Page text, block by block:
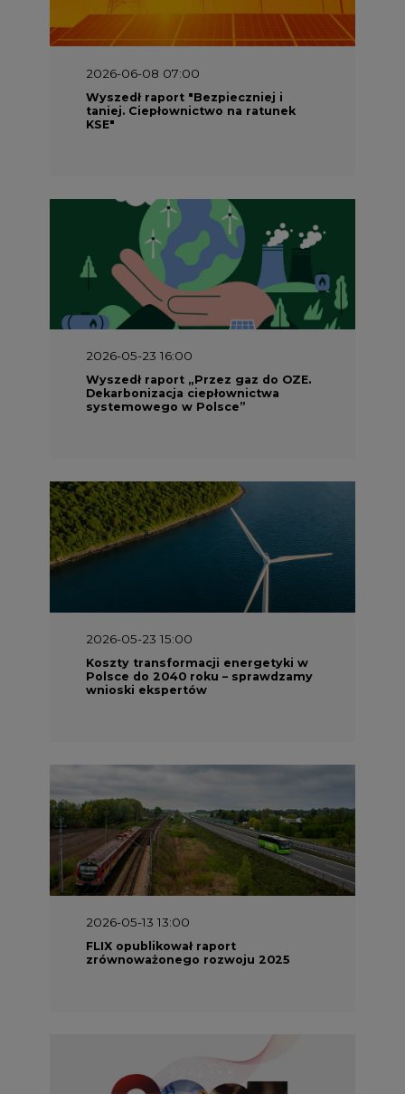
2026-06-08 07:00
Wyszedł raport "Bezpieczniej i
taniej. Ciepłownictwo na ratunek
KSE"
2026-05-23 16:00
Wyszedł raport „Przez gaz do OZE.
Dekarbonizacja ciepłownictwa
systemowego w Polsce”
2026-05-23 15:00
Koszty transformacji energetyki w
Polsce do 2040 roku – sprawdzamy
wnioski ekspertów
2026-05-13 13:00
FLIX opublikował raport
zrównoważonego rozwoju 2025